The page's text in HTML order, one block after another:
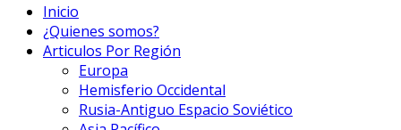
Inicio
¿Quienes somos?
Articulos Por Región
Europa
Hemisferio Occidental
Rusia-Antiguo Espacio Soviético